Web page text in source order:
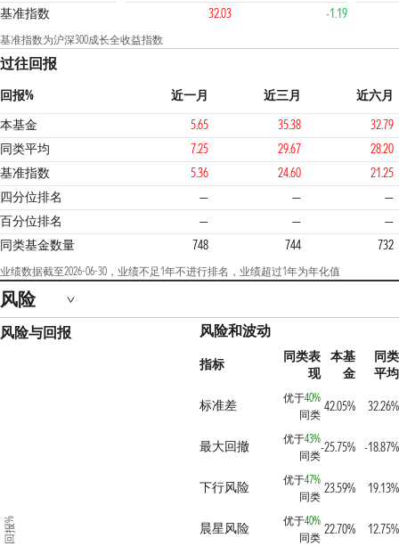
基准指数
32.03 -1.19
基准指数为沪深300成长全收益指数
过往回报
回报% 近一月 近三月
近六月
本基金
5.65 35.38
32.79
同类平均
7.25 29.67
28.20
基准指数
5.36 24.60
21.25
四分位排名
— — —
2
百分位排名 — —
—
同类基金数量
748 744 732
业绩数据截至2026-06-30，业绩不足1年不进行排名，业绩超过1年为年化值
风险
风险与回报
回报%
风险和波动
指标
同类表
现
本基
金
同类
平均
标准差
优于40%
同类
42.05% 32.26%
最大回撤 优于43%
同类
-25.75% -18.87%
下行风险 优于47%
同类
23.59% 19.13%
晨星风险 优于40%
同类
22.70% 12.75%